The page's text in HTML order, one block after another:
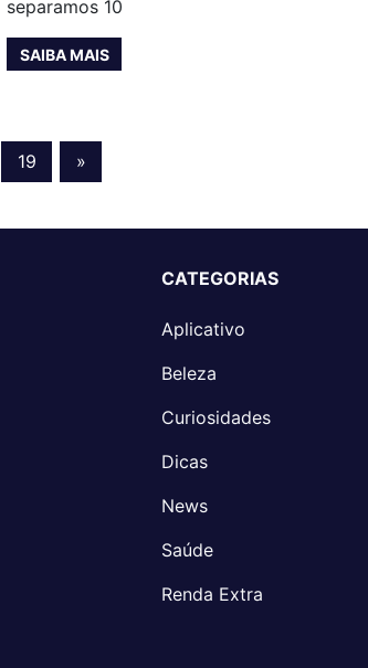
separamos 10
SAIBA MAIS
19
Next
Posts
»
CATEGORIAS
Aplicativo
Beleza
Curiosidades
Dicas
News
Saúde
Renda Extra